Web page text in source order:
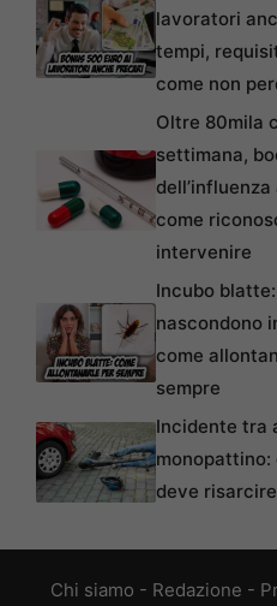
lavoratori
tempi,
come non
Oltre 80mila
settimana,
come
intervenire
Incubo
nascondono
come
sempre
Incidente tra
monopattino:
deve
Chi siamo - Redazione -